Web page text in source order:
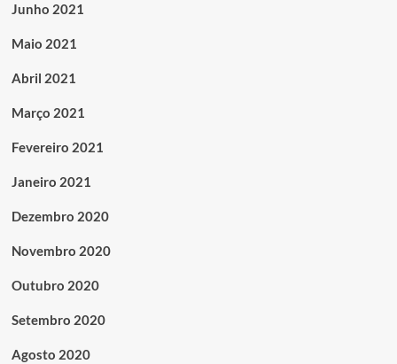
Junho 2021
Maio 2021
Abril 2021
Março 2021
Fevereiro 2021
Janeiro 2021
Dezembro 2020
Novembro 2020
Outubro 2020
Setembro 2020
Agosto 2020